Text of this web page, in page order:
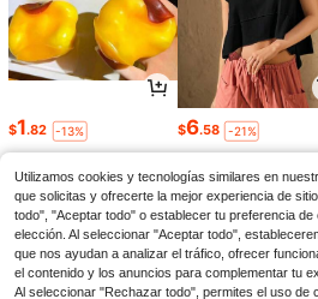
$1.82 -13% $6.58 -21%
Utilizamos cookies y tecnologías similares en
que solicitas y ofrecerte la mejor experiencia de
todo", "Aceptar todo" o establecer tu preferencia
elección. Al seleccionar "Aceptar todo",
que nos ayudan a analizar el tráfico, ofrecer
el contenido y los anuncios para complementar tu
Al seleccionar "Rechazar todo", permites el uso de